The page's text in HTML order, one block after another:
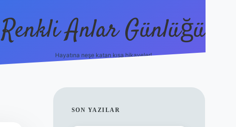
Renkli Anlar Günlüğü
Hayatına neşe katan kısa hikayeler!
SIDEBAR
SON YAZILAR
vdcasino güncel